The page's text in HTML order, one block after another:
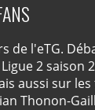
de l'eTG.
2 saison
aussi sur
Thonon-